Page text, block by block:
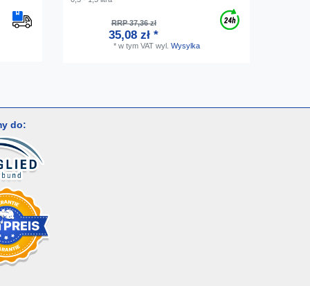
RRP 37,36 zł
35,08 zł *
* w tym VATwyl. Wysylka
do: